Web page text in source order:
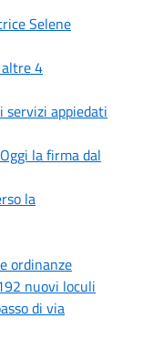
Selene
4
servizi appiedati
la firma dal
la
ordinanze
nuovi loculi
di via